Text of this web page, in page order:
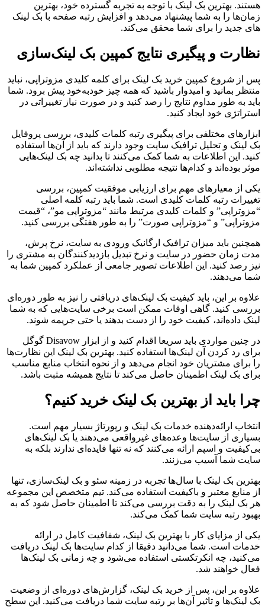
هستند. بهترین بک لینک با توجه به تجربه گسترده خود، بهترین
زمان‌ها را به شما پیشنهاد می‌دهد و افزایش رتبه صفحه با بک لینک
های جدید را برای شما محقق می‌کند.
نظارت و پیگیری نتایج کمپین بک لینک‌سازی
پس از شروع کمپین خرید بک لینک برای کلمه کلیدی مزوتراپی، نباید
منتظر بمانید و امیدوار باشید که همه چیز خودبه‌خود پیش برود. شما
باید به طور مداوم نتایج را رصد کنید و در صورت نیاز تغییراتی در
استراتژی خود ایجاد کنید.
ابزارهای مختلفی برای پیگیری رتبه کلمات کلیدی، بررسی پروفایل
بک لینک و تحلیل ترافیک سایت وجود دارند که باید از آن‌ها استفاده
کنید. این اطلاعات به شما کمک می‌کنند تا بدانید چه بک لینک‌هایی
موثر بوده‌اند و کدام‌ها نتیجه مطلوبی نداشته‌اند.
یکی از معیارهای مهم برای ارزیابی موفقیت کمپین، بررسی
تغییرات رتبه کلمات کلیدی است. شما باید رتبه کلمه اصلی
“مزوتراپی” و کلمات کلیدی مرتبط مانند “مزوتراپی مو”، “قیمت
مزوتراپی” و “مزوتراپی صورت” را به طور هفتگی بررسی کنید.
همچنین باید میزان ترافیک ارگانیک ورودی به سایت، نرخ پرش،
مدت زمان حضور در سایت و نرخ تبدیل بازدیدکنندگان به مشتری را
نیز رصد کنید. این اطلاعات تصویر جامعی از عملکرد کمپین شما به
شما می‌دهند.
علاوه بر این، باید کیفیت بک لینک‌های دریافتی را نیز به طور دوره‌ای
بررسی کنید. گاهی اوقات ممکن است برخی سایت‌هایی که به شما
لینک داده‌اند، کیفیت خود را از دست بدهند یا حتی جریمه شوند.
در چنین مواردی باید سریعا اقدام کنید و از ابزار Disavow گوگل
برای رد کردن آن لینک‌ها استفاده کنید. بهترین بک لینک این نظارت‌ها
را برای مشتریان خود انجام می‌دهد و از نحوه انتخاب منابع مناسب
برای بک لینک اطمینان حاصل می‌کند تا نتایج همیشه مثبت باشد.
چرا باید از بهترین بک لینک خرید کنیم؟
انتخاب ارائه‌دهنده خدمات بک لینک و رپورتاژ بسیار مهم است.
بسیاری از سایت‌ها وعده‌های غیرواقعی می‌دهند یا بک لینک‌های
بی‌کیفیت و اسپم ارائه می‌کنند که نه تنها فایده‌ای ندارند بلکه به
سایت شما آسیب می‌زنند.
بهترین بک لینک با سال‌ها تجربه در زمینه سئو و بک لینک‌سازی، تنها
از منابع معتبر و باکیفیت استفاده می‌کند. تیم متخصص این مجموعه
هر بک لینک را به دقت بررسی می‌کند تا اطمینان حاصل شود که به
بهبود رتبه سایت شما کمک می‌کند.
یکی از مزایای کار با بهترین بک لینک، شفافیت کامل در ارائه
خدمات است. شما می‌دانید دقیقا از کدام سایت‌ها بک لینک دریافت
می‌کنید، چه انکرتکستی استفاده می‌شود و چه زمانی بک لینک‌ها
فعال خواهند شد.
علاوه بر این، پس از خرید بک لینک، گزارش‌های دوره‌ای از وضعیت
بک لینک‌ها و تاثیر آن‌ها بر رتبه سایت شما دریافت می‌کنید. این سطح